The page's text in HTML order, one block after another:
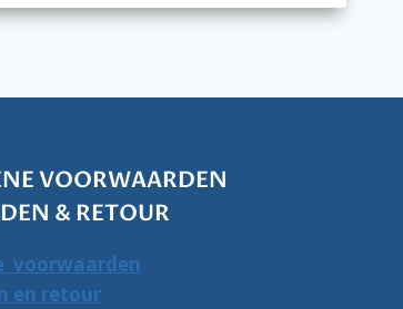
VOORWAARDEN
& RETOUR
voorwaarden
en retour